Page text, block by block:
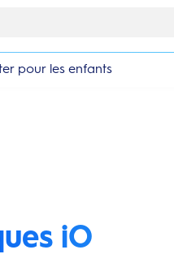
pour les enfants
iO